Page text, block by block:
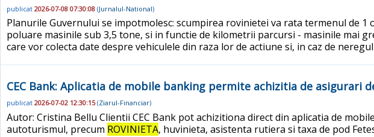
publicat 2026-07-08 07:30:08 (Jurnalul-National)
Planurile Guvernului se impotmolesc: scumpirea rovinietei va rata termenul de
poluare masinile sub 3,5 tone, si in functie de kilometrii parcursi - masinile mai
care vor colecta date despre vehiculele din raza lor de actiune si, in caz de
CEC Bank: Aplicatia de mobile banking permite achizitia de asigurari
publicat 2026-07-02 12:30:15(Ziarul-Financiar)
Autor: Cristina Bellu Clientii CEC Bank pot achizitiona direct din aplicatia de
autoturismul, precum ROVINIETA, huvinieta, asistenta rutiera si taxa de pod